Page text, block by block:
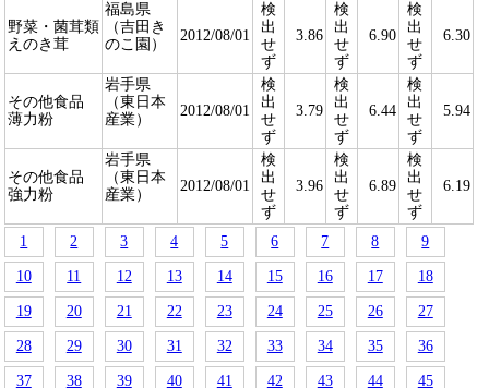
野菜・菌茸類
えのき茸
福島県
（吉田き
のこ園）
2012/08/01
検
出
せ
ず
3.86
検
出
せ
ず
6.90
検
出
せ
ず
6.30
その他食品
薄力粉
岩手県
（東日本
産業）
2012/08/01
検
出
せ
ず
3.79
検
出
せ
ず
6.44
検
出
せ
ず
5.94
その他食品
強力粉
岩手県
（東日本
産業）
2012/08/01
検
出
せ
ず
3.96
検
出
せ
ず
6.89
検
出
せ
ず
6.19
1 2 3 4 5 6 7 8 9
10 11 12 13 14 15 16 17 18
19 20 21 22 23 24 25 26 27
28 29 30 31 32 33 34 35 36
37 38 39 40 41 42 43 44 45